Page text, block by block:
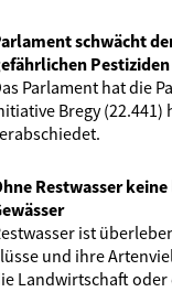
schwächt
Pestiziden
Parlament hat die
Bregy
Restwasser
ist
und ihre
Landwirtschaft oder